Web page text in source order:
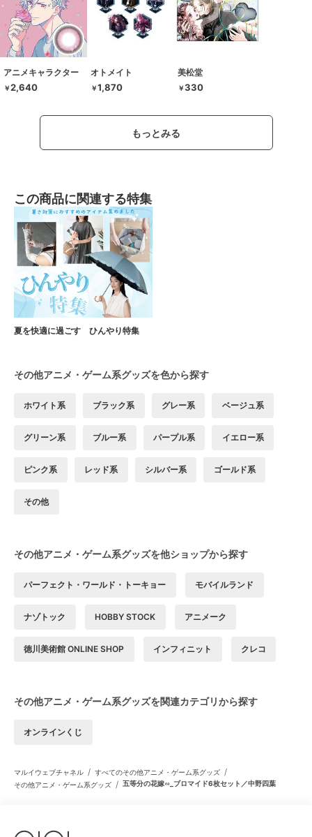
アニメキャラクター
￥2,640
オトメイト
￥1,870
美松堂
￥330
もっとみる
この商品に関連する特集
夏を快適に過ごす ひんやり特集
その他アニメ・ゲーム系グッズを色から探す
ホワイト系 ブラック系 グレー系 ベージュ系
グリーン系 ブルー系 パープル系 イエロー系
ピンク系 レッド系 シルバー系 ゴールド系
その他
その他アニメ・ゲーム系グッズを他ショップから探す
パーフェクト・ワールド・トーキョー モバイルランド
ナゾトック HOBBY STOCK アニメーク
徳川美術館 ONLINE SHOP インフィニット クレコ
その他アニメ・ゲーム系グッズを関連カテゴリから探す
オンラインくじ
マルイウェブチャネル / すべてのその他アニメ・ゲーム系グッズ /
その他アニメ・ゲーム系グッズ / 五等分の花嫁∽_ブロマイド6枚セット／中野四葉